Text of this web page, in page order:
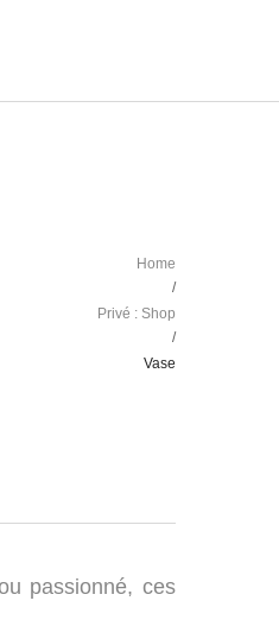
Home
/
Privé : Shop
/
Vase
passionné, ces